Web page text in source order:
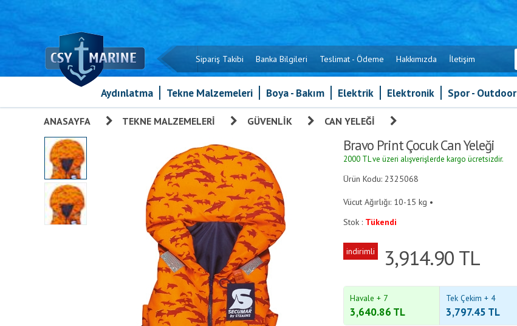
Sipariş Takibi Banka Bilgileri Teslimat - Ödeme Hakkımızda İletişim
Aydınlatma Tekne Malzemeleri Boya - Bakım Elektrik Elektronik Spor - Outdoor
ANASAYFA TEKNE MALZEMELERI GÜVENLIK CAN YELEĞI
Bravo Print Çocuk Can Yeleği
2000 TL ve üzeri alışverişlerde kargo ücretsizdir.
Ürün Kodu: 2325068
Vücut Ağırlığı: 10-15 kg •
Stok : Tükendi
indirimli 3,914.90 TL
Havale + 7
3,640.86 TL
Tek Çekim + 4
3,797.45 TL